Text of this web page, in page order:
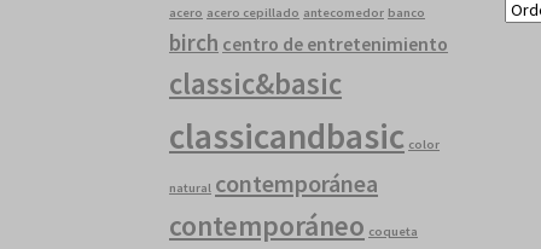
acero acero cepillado antecomedor banco
birch centro de entretenimiento
classic&basic
classicandbasic color
natural contemporánea
contemporáneo coqueta